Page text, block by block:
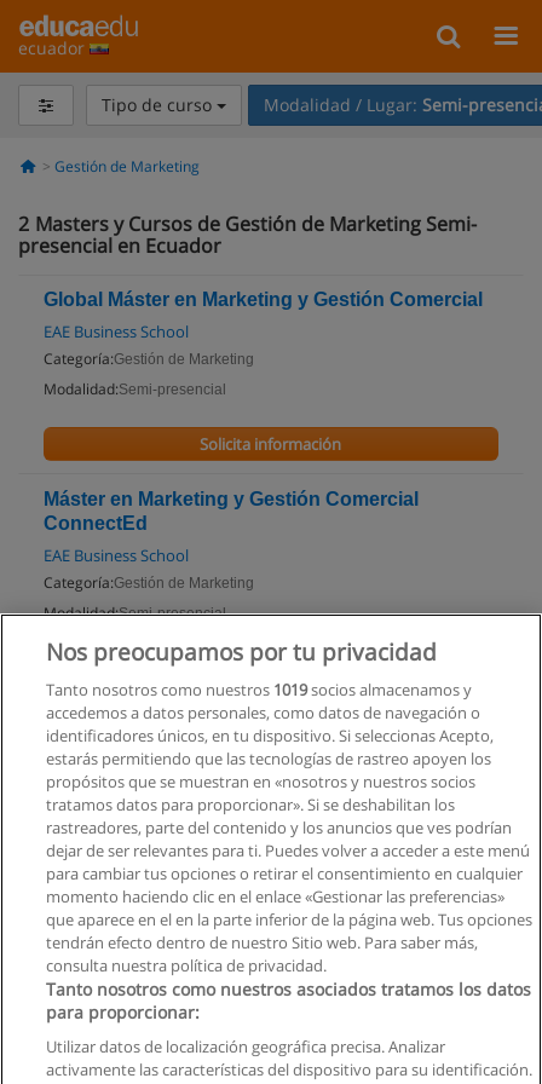
ecuador
Tipo de curso Modalidad / Lugar: Semi-
Gestión de Marketing
2 Masters y Cursos de Gestión de Marketing Semi-
presencial en Ecuador
Global Máster en Marketing y Gestión Comercial
EAE Business School
Categoría:Gestión de Marketing
Modalidad:Semi-presencial
Solicita información
Máster en Marketing y Gestión Comercial
ConnectEd
EAE Business School
Categoría:Gestión de Marketing
Modalidad:Semi-presencial
Solicita información
Nos preocupamos por tu privacidad
Tanto nosotros como nuestros 1019socios almacenamos y
accedemos a datos personales, como datos de navegación o
identificadores únicos, en tu dispositivo. Si seleccionas Acepto,
estarás permitiendo que las tecnologías de rastreo apoyen los
propósitos que se muestran en «nosotros y nuestros socios
tratamos datos para proporcionar». Si se deshabilitan los
rastreadores, parte del contenido y los anuncios que ves podrían
dejar de ser relevantes para ti. Puedes volver a acceder a este menú
para cambiar tus opciones o retirar el consentimiento en cualquier
momento haciendo clic en el enlace «Gestionar las preferencias»
que aparece en el en la parte inferior de la página web. Tus opciones
tendrán efecto dentro de nuestro Sitio web. Para saber más,
consulta nuestra política de privacidad.
Tanto nosotros como nuestros asociados tratamos los datos
para proporcionar:
Utilizar datos de localización geográfica precisa. Analizar
activamente las características del dispositivo para su identificación.